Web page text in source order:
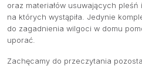
oraz materiałów usuwających
na których wystąpiła. Jedynie
do zagadnienia wilgoci w domu
uporać.
Zachęcamy do przeczytania